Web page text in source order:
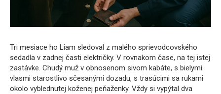
Tri mesiace ho Liam sledoval z malého sprievodcovského
sedadla v zadnej časti električky. V rovnakom čase, na tej istej
zastávke. Chudý muž v obnosenom sivom kabáte, s bielymi
vlasmi starostlivo sčesanými dozadu, s trasúcimi sa rukami
okolo vyblednutej koženej peňaženky. Vždy si vypýtal dva